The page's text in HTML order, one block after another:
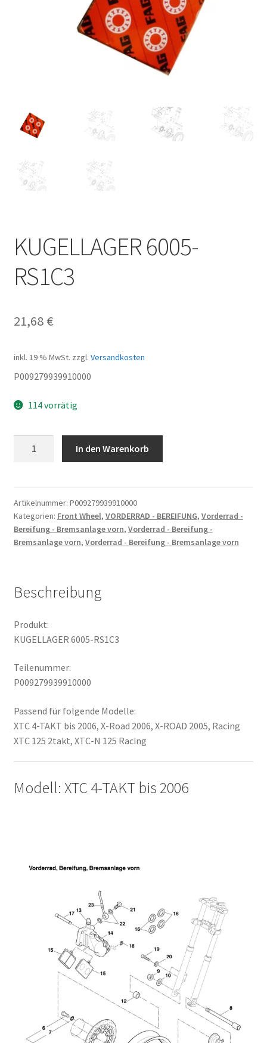
KUGELLAGER 6005-
RS1C3
21,68 €
inkl. 19 % MwSt. zzgl. Versandkosten
P009279939910000
114 vorrätig
In den Warenkorb
Artikelnummer: P009279939910000
Kategorien: Front Wheel, VORDERRAD - BEREIFUNG, Vorderrad -
Bereifung - Bremsanlage vorn, Vorderrad - Bereifung -
Bremsanlage vorn, Vorderrad - Bereifung - Bremsanlage vorn
Beschreibung
Produkt:
KUGELLAGER 6005-RS1C3
Teilenummer:
P009279939910000
Passend für folgende Modelle:
XTC 4-TAKT bis 2006, X-Road 2006, X-ROAD 2005, Racing
XTC 125 2takt, XTC-N 125 Racing
Modell: XTC 4-TAKT bis 2006